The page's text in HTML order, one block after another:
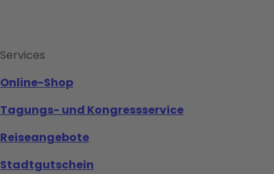
Services
Online-Shop
Tagungs- und Kongressservice
Reiseangebote
Stadtgutschein